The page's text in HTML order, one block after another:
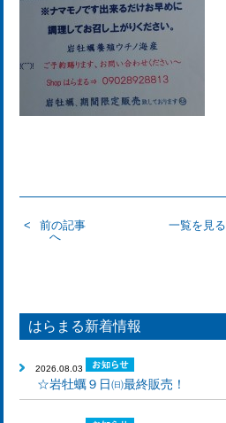
前の記事
へ
一覧を見る
はらまる新着情報
2026.08.03
☆岩牡蠣９日㈰最終販売！